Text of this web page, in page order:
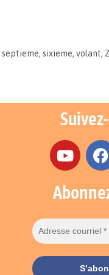
septieme, sixieme, volant,